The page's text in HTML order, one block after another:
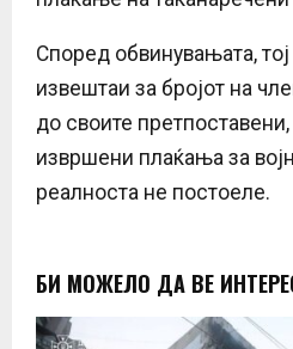
Според обвинувањата,
извештаи за бројот на
до своите
извршени плаќања за
реалноста не постоеле.
БИ МОЖЕЛО ДА ВЕ